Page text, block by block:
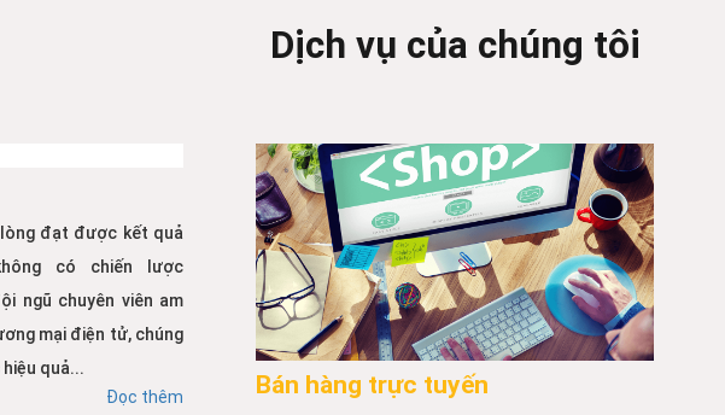
Dịch vụ của chúng tôi
lòng đạt được kết quả
có chiến lược
ngũ chuyên viên am
mại điện tử, chúng
quả...
Đọc thêm
Bán hàng trực tuyến